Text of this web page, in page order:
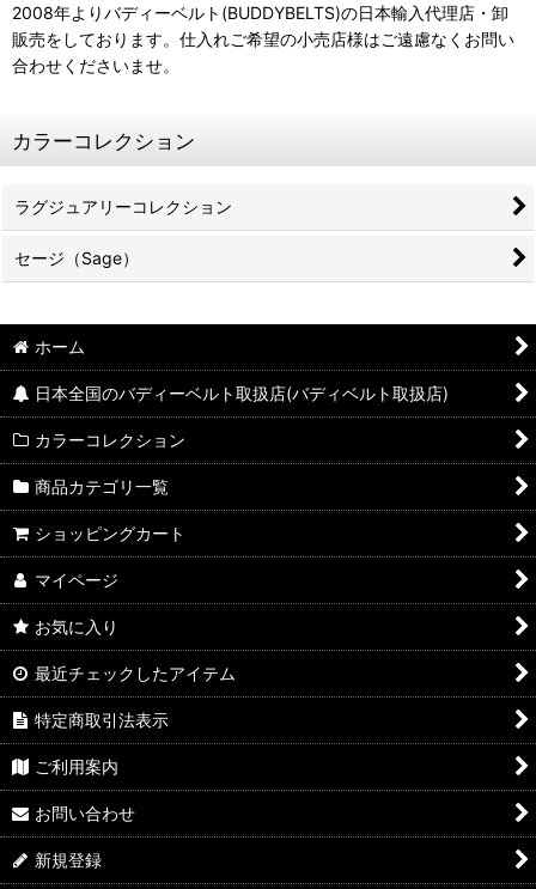
2008年よりバディーベルト(BUDDYBELTS)の日本輸入代理店・卸
販売をしております。仕入れご希望の小売店様はご遠慮なくお問い
合わせくださいませ。
カラーコレクション
ラグジュアリーコレクション
セージ（Sage）
ホーム
日本全国のバディーベルト取扱店(バディベルト取扱店)
カラーコレクション
商品カテゴリ一覧
ショッピングカート
マイページ
お気に入り
最近チェックしたアイテム
特定商取引法表示
ご利用案内
お問い合わせ
新規登録